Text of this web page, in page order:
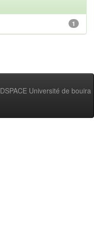
1
DSPACE Université de bouira